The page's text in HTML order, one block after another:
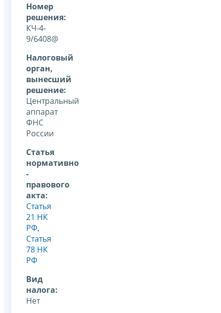
Номер
решения:
КЧ-4-
9/6408@
Налоговый
орган,
вынесший
решение:
Центральный
аппарат
ФНС
России
Статья
нормативно
-
правового
акта:
Статья
21 НК
РФ,
Статья
78 НК
РФ
Вид
налога:
Нет